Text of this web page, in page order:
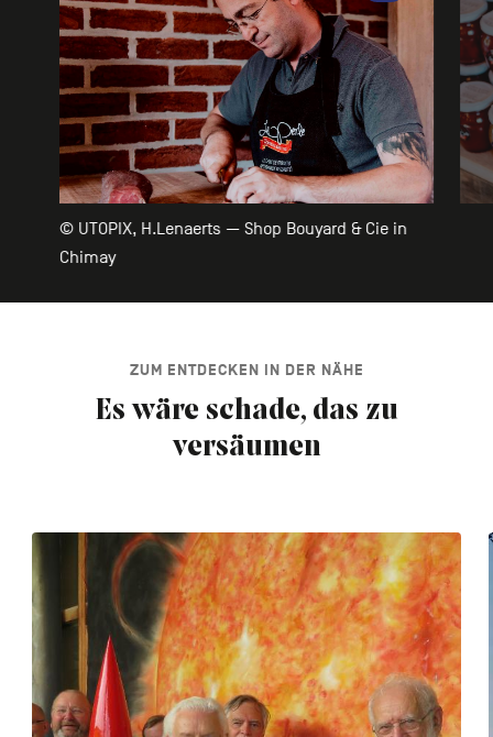
© UTOPIX, H.Lenaerts — Shop Bouyard & Cie in
Chimay
ZUM ENTDECKEN IN DER NÄHE
Es wäre schade, das zu
versäumen